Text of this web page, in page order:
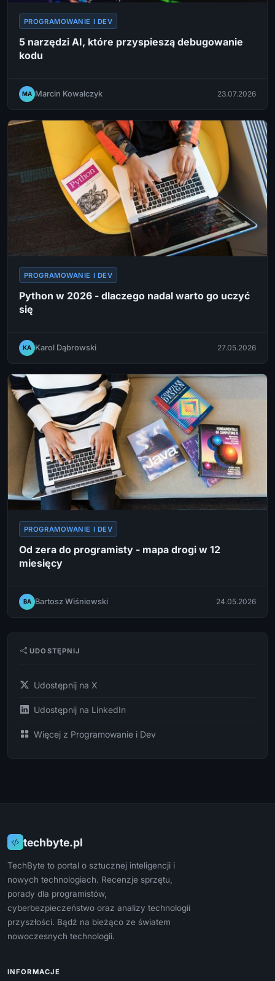
PROGRAMOWANIE I DEV
5 narzędzi AI, które przyspieszą debugowanie
kodu
MA Marcin Kowalczyk 23.07.2026
PROGRAMOWANIE I DEV
Python w 2026 - dlaczego nadal warto go uczyć
się
KA Karol Dąbrowski 27.05.2026
PROGRAMOWANIE I DEV
Od zera do programisty - mapa drogi w 12
miesięcy
BA Bartosz Wiśniewski 24.05.2026
UDOSTĘPNIJ
Udostępnij na X
Udostępnij na LinkedIn
Więcej z Programowanie i Dev
techbyte.pl
TechByte to portal o sztucznej inteligencji i
nowych technologiach. Recenzje sprzętu,
porady dla programistów,
cyberbezpieczeństwo oraz analizy technologii
przyszłości. Bądź na bieżąco ze światem
nowoczesnych technologii.
INFORMACJE